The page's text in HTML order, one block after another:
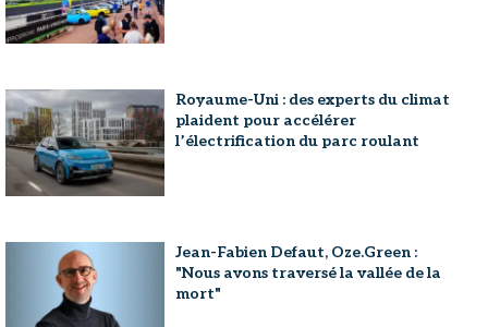
Royaume-Uni : des experts du climat
plaident pour accélérer
l’électrification du parc roulant
Jean-Fabien Defaut, Oze.Green :
"Nous avons traversé la vallée de la
mort"